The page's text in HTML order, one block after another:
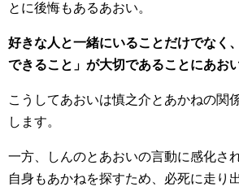
とに後悔もあるあおい。
好きな人と一緒にいることだけでなく
できること」が大切であることにあお
こうしてあおいは慎之介とあかねの関
します。
一方、しんのとあおいの言動に感化さ
自身もあかねを探すため、必死に走り